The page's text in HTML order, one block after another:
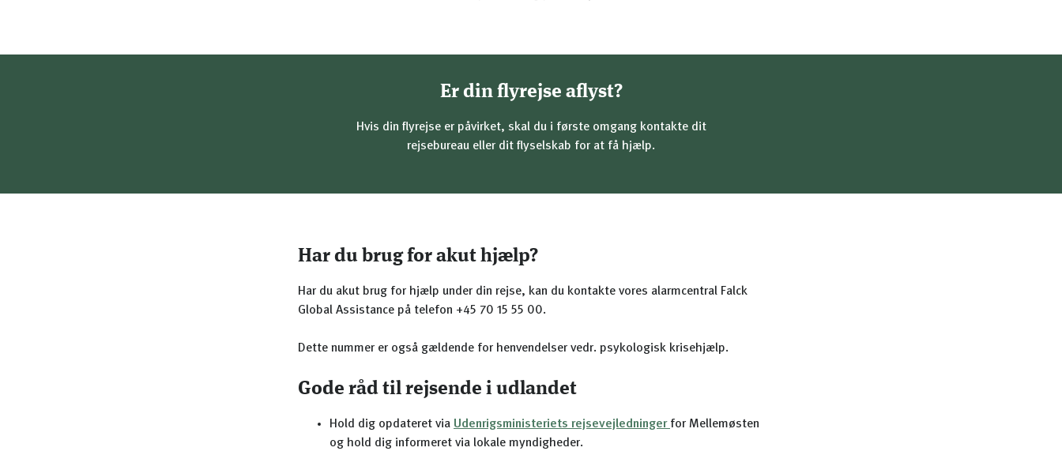
Er din flyrejse aflyst?
Hvis din flyrejse er påvirket, skal du i første omgang kontakte dit
rejsebureau eller dit flyselskab for at få hjælp.
Har du brug for akut hjælp?
Har du akut brug for hjælp under din rejse, kan du kontakte vores alarmcentral Falck
Global Assistance på telefon +45 70 15 55 00.
Dette nummer er også gældende for henvendelser vedr. psykologisk krisehjælp.
Gode råd til rejsende i udlandet
Hold dig opdateret via Udenrigsministeriets rejsevejledninger for Mellemøsten
og hold dig informeret via lokale myndigheder.